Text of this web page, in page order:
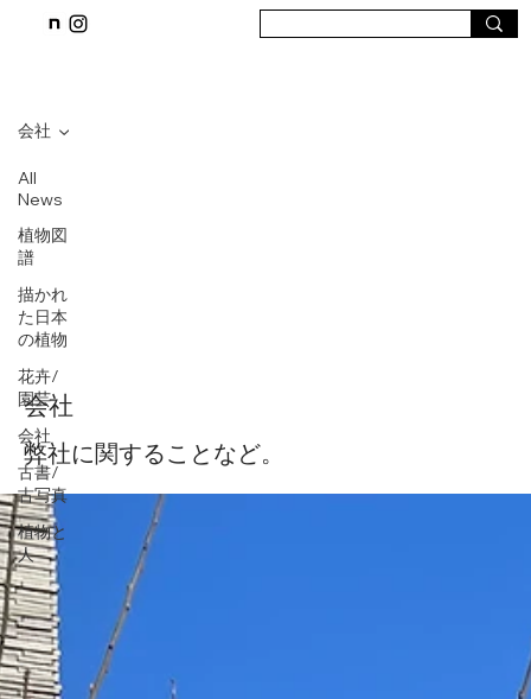
All
News
植物図
譜
描かれ
た日本
の植物
花卉/
園芸
会社
古書/
古写真
植物と
人
会社
会社
弊社に関することなど。